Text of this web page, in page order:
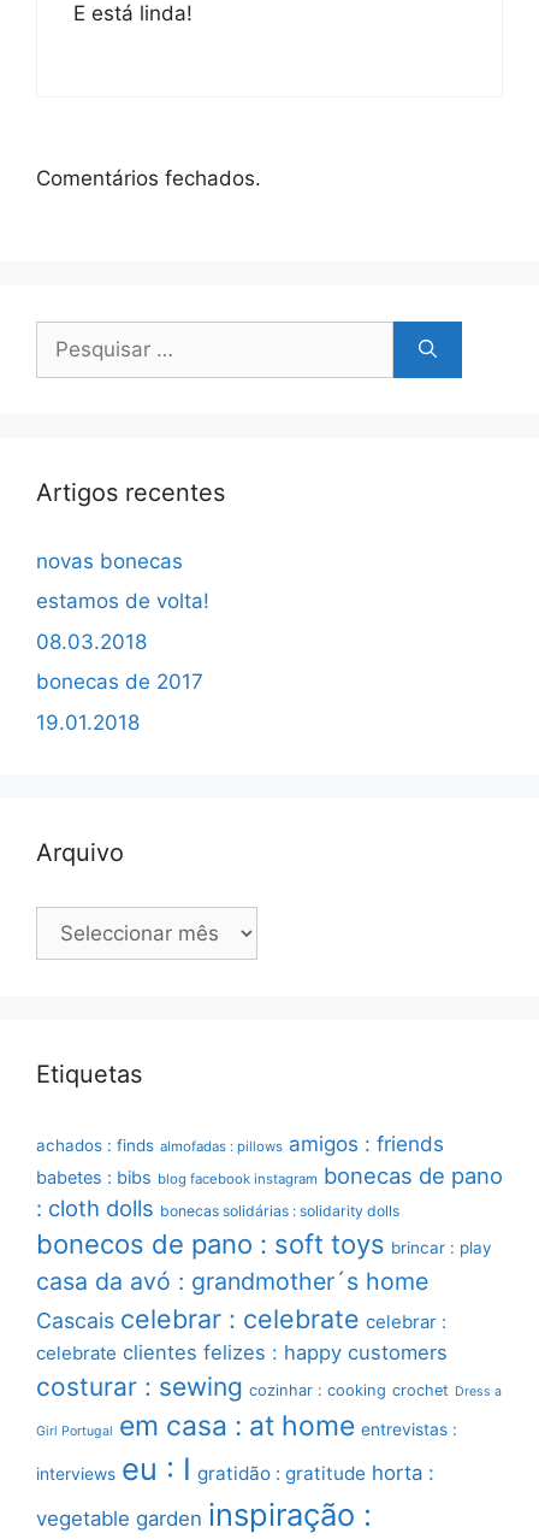
E está linda!
Comentários fechados.
por:
Artigos recentes
novas bonecas
estamos de volta!
08.03.2018
bonecas de 2017
19.01.2018
Arquivo
Arquivo
Etiquetas
achados : finds almofadas : pillows amigos : friends
babetes : bibs blog facebook instagram bonecas de pano
: cloth dolls bonecas solidárias : solidarity dolls
bonecos de pano : soft toys brincar : play
casa da avó : grandmother´s home
Cascais celebrar : celebrate celebrar :
celebrate clientes felizes : happy customers
costurar : sewing cozinhar : cooking crochet Dress a
Girl Portugal em casa : at home entrevistas :
interviews eu : I gratidão : gratitude horta :
vegetable garden inspiração :